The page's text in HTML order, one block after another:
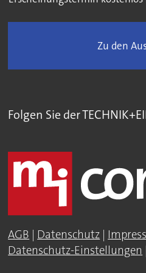
Zu den
Folgen Sie der
AGB | Datenschutz |
Datenschutz-Einstellungen